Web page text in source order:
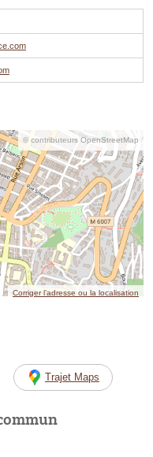
© contributeurs OpenStreetMap
Corriger l’adresse ou la localisation
Trajet Maps